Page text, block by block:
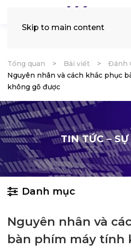
Skip to main content
Tổng quan Bài viết
Đánh
Nguyên nhân và cách khắc phục
không gõ được
TIN TỨC –
Danh mục
Nguyên nhân và
bàn phím máy tính